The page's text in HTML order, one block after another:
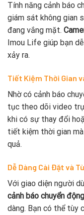
Tính năng cảnh báo
giám sát không gian
đang vắng mặt.
Imou Life giúp bạn
xảy ra.
Tiết Kiệm Thời Gian
Nhờ có cảnh báo
tục theo dõi video
khi có sự thay đổi
tiết kiệm thời gian
quả.
Dễ Dàng Cài Đặt và
Với giao diện người
cảnh báo chuyển động
dàng. Bạn có thể tùy